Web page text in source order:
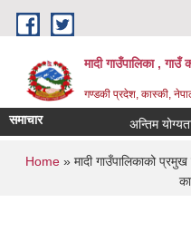
Skip to main content
मादी गाउँपालिका , गाउँ
गण्डकी प्रदेश, कास्की,
समाचार अन्तिम योग्यताक्रम
You are here
Home» मादी गाउँपालिकाको